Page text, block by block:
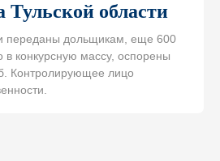
Тульской области
переданы дольщикам, еще 600
конкурсную массу, оспорены
Контролирующее лицо